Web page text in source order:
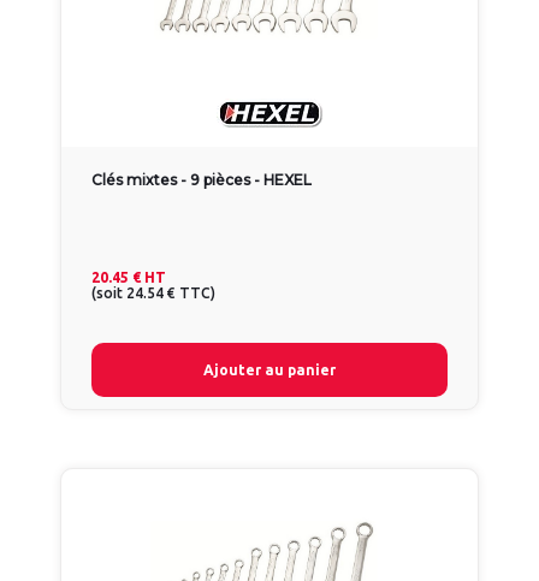
Clés mixtes - 9 pièces - HEXEL
20.45 € HT
(soit 24.54 € TTC)
Ajouter au panier